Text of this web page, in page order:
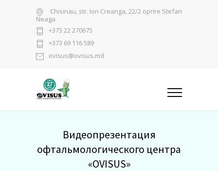
Chisinau, str. Ion Creanga, 22/2 oprire Stefan
Neaga
+373 22 270675
+373 69 116 589
ovisus@ovisus.md
Видеопрезентация
офтальмологического центра
«OVISUS»